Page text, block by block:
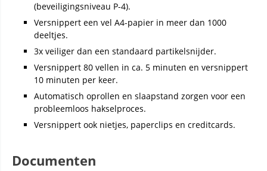
(beveiligingsniveau P-4).
Versnippert een vel A4-papier in meer dan 1000
deeltjes.
3x veiliger dan een standaard partikelsnijder.
Versnippert 80 vellen in ca. 5 minuten en versnippert
10 minuten per keer.
Automatisch oprollen en slaapstand zorgen voor een
probleemloos hakselproces.
Versnippert ook nietjes, paperclips en creditcards.
Documenten